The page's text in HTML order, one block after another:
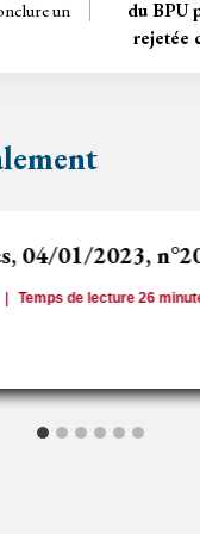
un
du BPU
rejetée
04/01/2023,
Temps de lecture 26